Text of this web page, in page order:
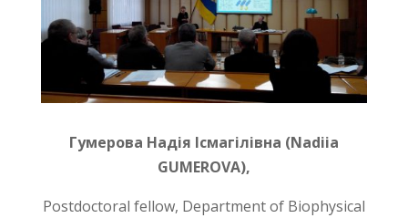
Гумерова Надія Ісмагілівна (Nadiia
GUMEROVA),
Postdoctoral fellow, Department of Biophysical